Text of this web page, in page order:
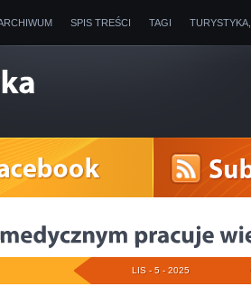
SPIS TREŚCI TAGI
LIS - 5 - 2025